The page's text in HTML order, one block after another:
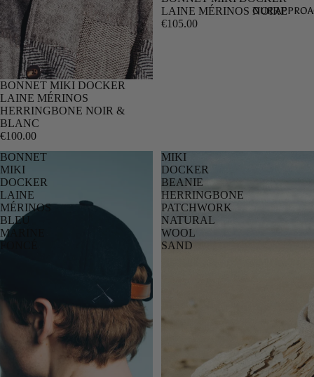
OUR
BONNET MIKI DOCKER
LAINE MÉRINOS
HERRINGBONE NOIR &
BLANC
€100.00
LAINE MÉRINOS NOIRE
€105.00
BONNET
MIKI
DOCKER
LAINE
MÉRINOS
BLEU
MARINE
MIKI
DOCKER
BEANIE
HERRINGBONE
PATCHWORK
NATURAL
WOOL
SAND